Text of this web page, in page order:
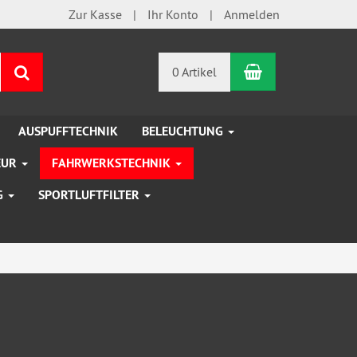
Zur Kasse Ihr Konto Anmelden
0 Artikel Warenkorb
AUSPUFFTECHNIK
BELEUCHTUNG
FAHRWERKSTECHNIK
SPORTLUFTFILTER